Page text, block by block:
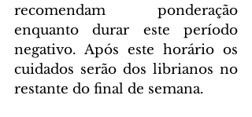
recomendam ponderação
enquanto durar este período
negativo. Após este horário os
cuidados serão dos librianos no
restante do final de semana.